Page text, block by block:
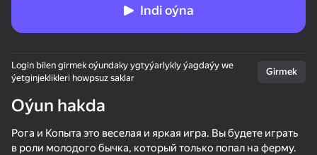
Bu oýun diňe peýza
ugry goldaýar
Indi oýna
Login bilen girmek oýundaky ygtyýarlykly ýagdaýy we
ýetginjeklikleri howpsuz saklar
Girmek
Oýun hakda
Рога и Копыта это веселая и яркая игра. Вы будете играть
в роли молодого бычка, который только попал на ферму.